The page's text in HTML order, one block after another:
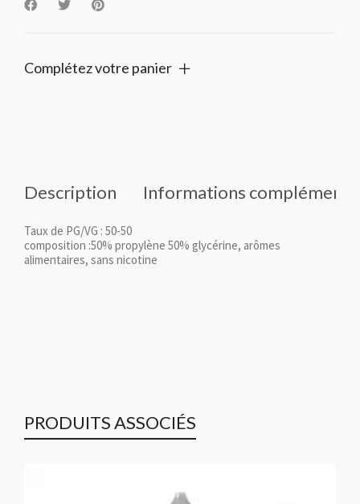
Complétez votre panier
Description Informations
Taux de PG/VG : 50-50
composition :50% propylène 50% glycérine, arômes
alimentaires, sans nicotine
PRODUITS ASSOCIÉS